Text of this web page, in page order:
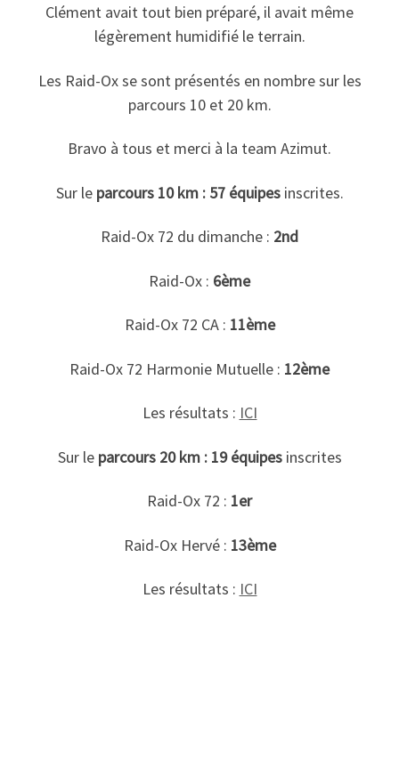
Clément avait tout bien préparé, il avait même
légèrement humidifié le terrain.
Les Raid-Ox se sont présentés en nombre sur les
parcours 10 et 20 km.
Bravo à tous et merci à la team Azimut.
Sur le parcours 10 km : 57 équipesinscrites.
Raid-Ox 72 du dimanche : 2nd
Raid-Ox : 6ème
Raid-Ox 72 CA : 11ème
Raid-Ox 72 Harmonie Mutuelle : 12ème
Les résultats : ICI
Sur le parcours 20 km : 19 équipesinscrites
Raid-Ox 72 : 1er
Raid-Ox Hervé : 13ème
Les résultats : ICI